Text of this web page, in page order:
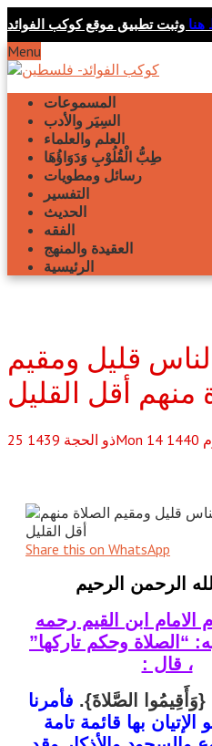
وثبت تطبيق موقع كوكب الفوائد
Menu
المسموعات
السِيَر والأدب
العلم والعلماء
طِبُّ الْقُلُوْبِ وَدَوَاؤُهَا
رسائل ومطويات
التفسير
الحديث
الفقه
العقيدة والمنهج
الرئيسية
قليل ومقيم
منهم أقل القليل
25 ذو الحجة 1439
Share this on WhatsApp
الرحمن الرحيم
الامام ابن القيم رحمه
“الصلاة وحكم تاركها”
، قال :
{وَأَقِيمُوا الصَّلاةَ}. فأمرنا
الإتيان بها قائمة تامة